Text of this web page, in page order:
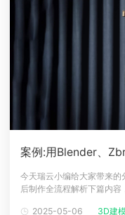
案例:用Blender、
今天瑞云小编给大家带来
后制作全流程解析下篇内
2025-05-06 3D建